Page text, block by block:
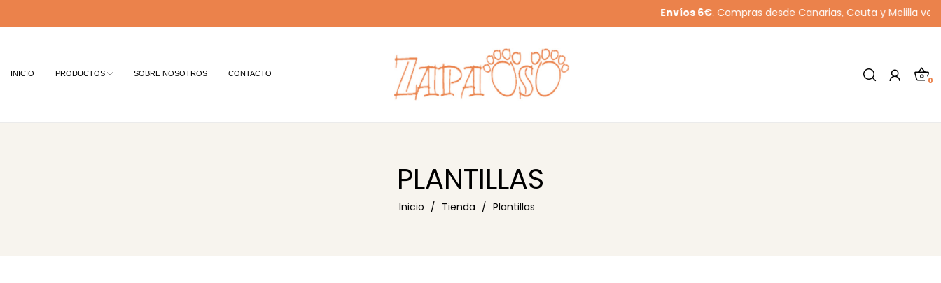
Envíos 6€. Compras desde Canarias, Ceuta y Melilla ver
INICIO PRODUCTOS SOBRE NOSOTROS CONTACTO
0
PLANTILLAS
Inicio Tienda Plantillas